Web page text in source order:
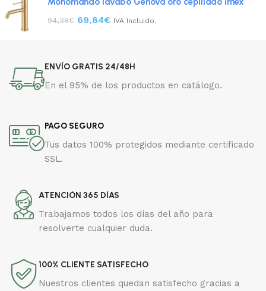
94,38€ 69,84€ IVA Incluido.
ENVÍO GRATIS 24/48H
En el 95% de los productos en catálogo.
PAGO SEGURO
Tus datos 100% protegidos mediante certificado
SSL.
ATENCIÓN 365 DÍAS
Trabajamos todos los días del año para
resolverte cualquier duda.
100% CLIENTE SATISFECHO
Nuestros clientes quedan satisfecho gracias a